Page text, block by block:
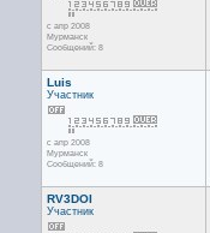
с апр 2008
Мурманск
Сообщений: 8
Luis
Участник
с апр 2008
Мурманск
Сообщений: 8
RV3DOI
Участник